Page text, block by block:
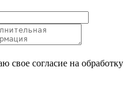
свое согласие на обработку